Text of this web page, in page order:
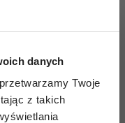
danych
przetwarzamy Twoje
z takich